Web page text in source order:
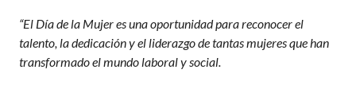
“El Día de la Mujer es una oportunidad para reconocer el
talento, la dedicación y el liderazgo de tantas mujeres que han
transformado el mundo laboral y social.